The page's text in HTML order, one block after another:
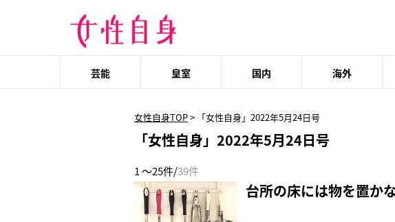
芸能 皇室 国内 海外
女性自身TOP> 「女性自身」2022年5月24日号
「女性自身」2022年5月24日号
1 ～25件/39件
台所の床には物を置か